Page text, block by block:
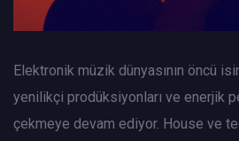
Elektronik müzik dünyasının öncü
yenilikçi prodüksiyonları ve enerjik
çekmeye devam ediyor. House ve